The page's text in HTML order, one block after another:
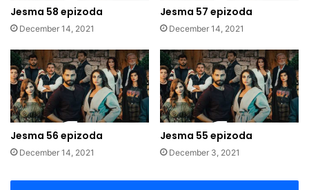
Jesma 58 epizoda
December 14, 2021
Jesma 57 epizoda
December 14, 2021
Jesma 56 epizoda
December 14, 2021
Jesma 55 epizoda
December 3, 2021